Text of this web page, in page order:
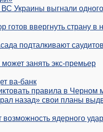
ВС Украины выгнали одного
готов ввергнуть страну в
подталкивают
занять экс-премьер
ва-банк
правила в Черном
назад» свои планы
ядерного